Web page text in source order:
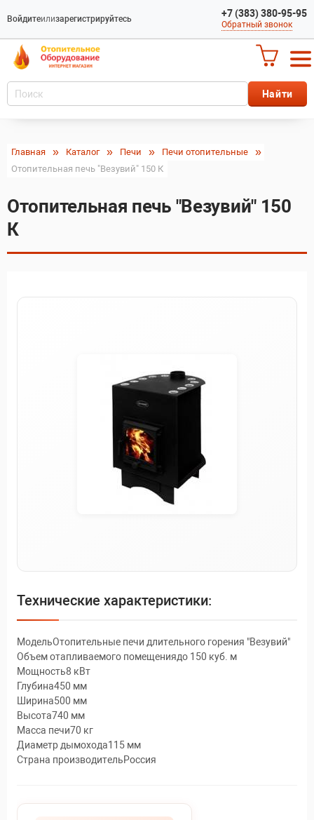
Войдитеилизарегистрируйтесь +7 (383) 380-95-95
Обратный звонок
Главная Каталог Печи
Печи отопительные
Отопительная печь "Везувий" 150 К
Отопительная печь "Везувий" 150
К
Технические характеристики:
МодельОтопительные печи длительного горения "Везувий"
Объем отапливаемого помещениядо 150 куб. м
Мощность8 кВт
Глубина450 мм
Ширина500 мм
Высота740 мм
Масса печи70 кг
Диаметр дымохода115 мм
Страна производительРоссия